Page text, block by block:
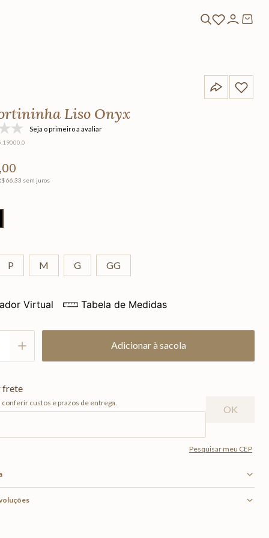
Liso Onyx
Seja o primeiro a avaliar
,00
66 ,33 sem juros
P M G GG
Virtual Tabela de Medidas
Adicionar à sacola